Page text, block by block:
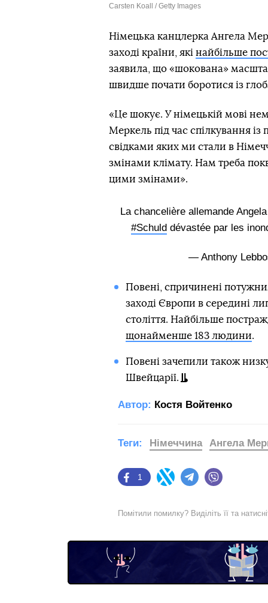
Carsten Koall / Getty Images
Німецька канцлерка Ангела
заході країни, які найбільше
заявила, що «шокована»
швидше почати боротися із
«Це шокує. У німецькій мові
Меркель під час спілкування із
свідками яких ми стали в
змінами клімату. Нам треба
цими змінами».
La chancelière allemande
#Schuld dévastée par les
— Anthony
Повені, спричинені
заході Європи в середині
століття. Найбільше
щонайменше 183 людини.
Повені зачепили також низку
Швейцарії.
Автор: Костя Войтенко
Facebook
1
Twitter Telegram
Теги: Німеччина Ангела
Помітили помилку? Виділіть її та